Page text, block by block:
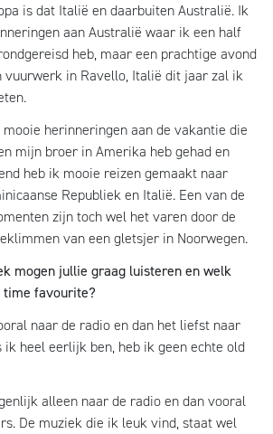
is dat Italië en daarbuiten Australië. Ik
aan Australië waar ik een half
heb, maar een prachtige avond
vuurwerk in Ravello, Italië dit jaar zal ik
herinneringen aan de vakantie die
mijn broer in Amerika heb gehad en
heb ik mooie reizen gemaakt naar
Republiek en Italië. Een van de
zijn toch wel het varen door de
van een gletsjer in Noorwegen.
mogen jullie graag luisteren en welk
favourite?
naar de radio en dan het liefst naar
heel eerlijk ben, heb ik geen echte old
alleen naar de radio en dan vooral
De muziek die ik leuk vind, staat wel